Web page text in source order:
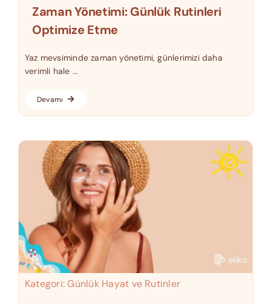
Zaman Yönetimi: Günlük Rutinleri
Optimize Etme
Yaz mevsiminde zaman yönetimi, günlerimizi daha
verimli hale ...
Devamı
Kategori:Günlük Hayat ve Rutinler